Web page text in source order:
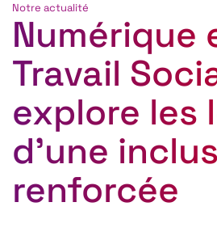
Notre actualité
Numérique
Travail
explore les
d’une
renforcée